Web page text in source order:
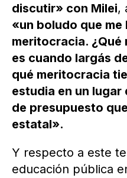
discutir» con Milei,
«un boludo que me
meritocracia. ¿Qué
es cuando largás
qué meritocracia
estudia en un lugar
de presupuesto
estatal».
Y respecto a este
educación pública